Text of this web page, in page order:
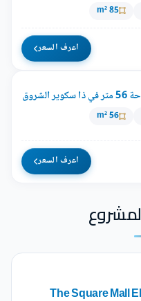
85 m²
اعرف السعر
56 m²
اعرف السعر